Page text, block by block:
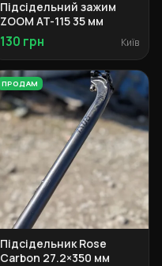
Підсідельний зажим
ZOOM AT-115 35 мм
130 грн Київ
ПРОДАМ
Підсідельник Rose
Carbon 27.2×350 мм